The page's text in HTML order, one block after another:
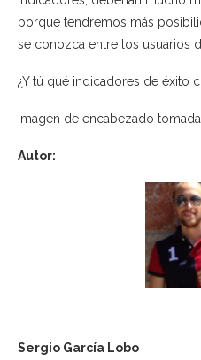
porque tendremos más
se conozca entre los usuarios
¿Y tú qué indicadores de éxito
Imagen de encabezado
Autor:
Sergio García Lobo